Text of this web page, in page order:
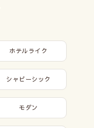
ホテルライク
シャビーシック
モダン